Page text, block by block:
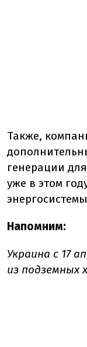
Также,
генерации
уже в этом
Напомним:
Украина с 17
из подземных